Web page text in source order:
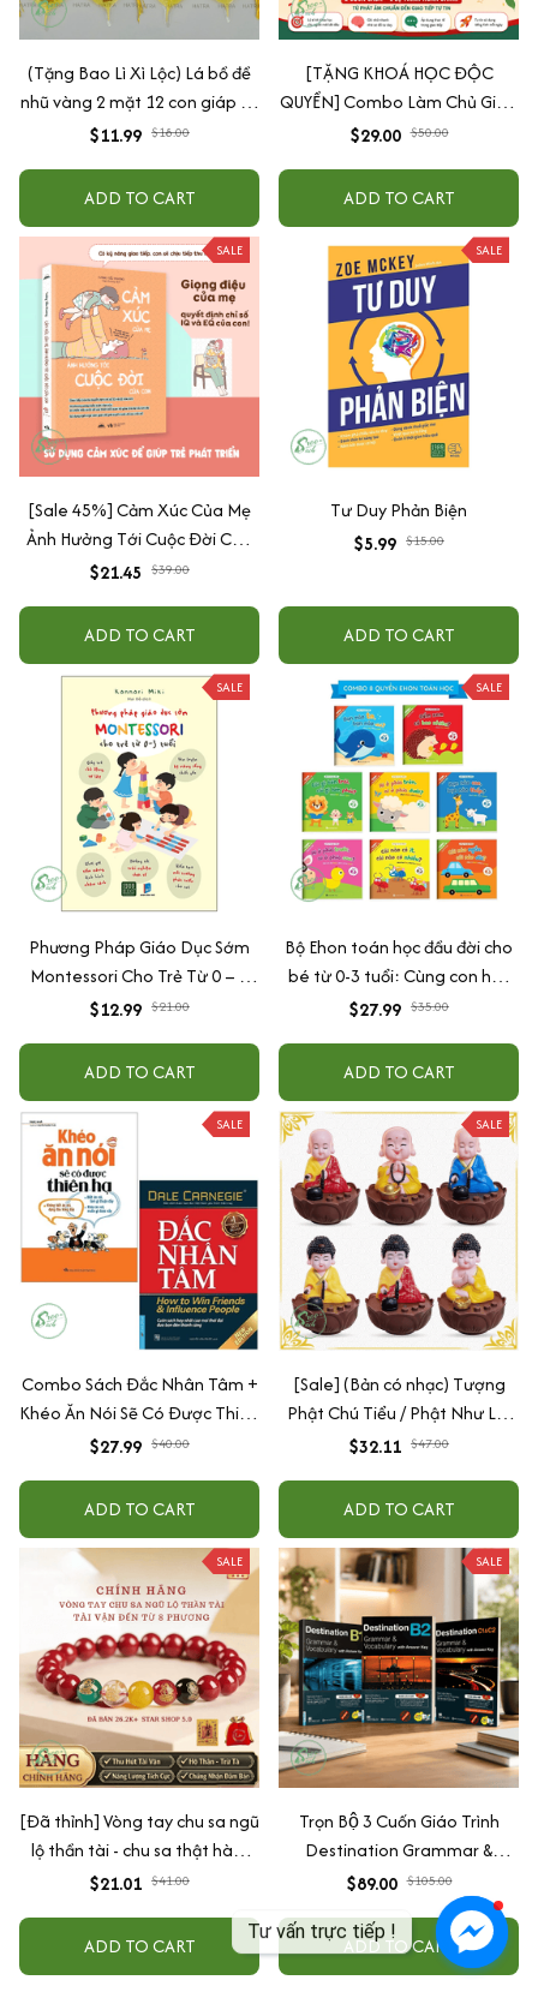
(Tặng Bao Lì Xì Lộc) Lá bồ đề
nhũ vàng 2 mặt 12 con giáp và
phật bản mệnh, để ốp lưng
quang
$11.99 $18.00
ADD TO CART
[TẶNG KHOÁ HỌC ĐỘC
QUYỀN] Combo Làm Chủ Giao
Tiếp: Sách Mindmap Giao Tiếp
Cho Người Mới Bắt Đầu
$29.00 $50.00
ADD TO CART
SALE
[Sale 45%] Cảm Xúc Của Mẹ
Ảnh Hưởng Tới Cuộc Đời Của
Con
$21.45 $39.00
ADD TO CART
SALE
Tư Duy Phản Biện
$5.99 $15.00
ADD TO CART
SALE
Phương Pháp Giáo Dục Sớm
Montessori Cho Trẻ Từ 0 – 3
Tuổi
$12.99 $21.00
ADD TO CART
SALE
Bộ Ehon toán học đầu đời cho
bé từ 0-3 tuổi: Cùng con học
toán (song ngữ Việt Anh)
$27.99 $35.00
ADD TO CART
SALE
Combo Sách Đắc Nhân Tâm +
Khéo Ăn Nói Sẽ Có Được Thiên
Hạ
$27.99 $40.00
ADD TO CART
SALE
[Sale] (Bản có nhạc) Tượng
Phật Chú Tiểu / Phật Như Lai
Gõ Mõ Tụng Kinh Có 6 Bài
$32.11 $47.00
ADD TO CART
SALE
[Đã thỉnh] Vòng tay chu sa ngũ
lộ thần tài - chu sa thật hàm
lượng cao (tặng kèm túi lộc +
$21.01 $41.00
ADD TO CART
SALE
Trọn Bộ 3 Cuốn Giáo Trình
Destination Grammar &
Vocabulary B1, B2 và C1&C2 (
Lẻ Tùy Chọn )
$89.00 $105.00
ADD TO CART